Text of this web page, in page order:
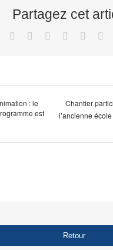
Partagez cet
Facebook Reddit LinkedIn
Tumblr
: le
est
Chantier
l’ancienne
Retour